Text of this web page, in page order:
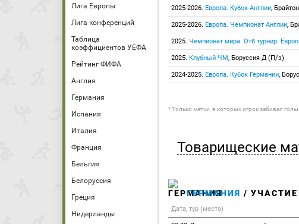
Лига Европы
Лига конференций
Таблица
коэффициентов УЕФА
Рейтинг ФИФА
Англия
Германия
Испания
Италия
Франция
Бельгия
Белоруссия
Греция
Нидерланды
2025-2026. Европа. Кубок Англии,
2025-2026. Европа. Чемпионат Англии,
2025. Чемпионат мира. Отб.турнир.
2025. Клубный ЧМ, Боруссия Д (П/з)
2024-2025. Европа. Кубок Германии,
* Только матчи, в которых игрок забивал голы
Товарищеские
ГЕРМАНИЯ / УЧАСТИЕ
Дата, тур (место)